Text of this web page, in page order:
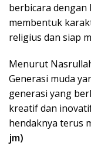
berbicara
membentuk
religius dan siap
Menurut
Generasi muda
generasi yang
kreatif dan
hendaknya terus
jm)